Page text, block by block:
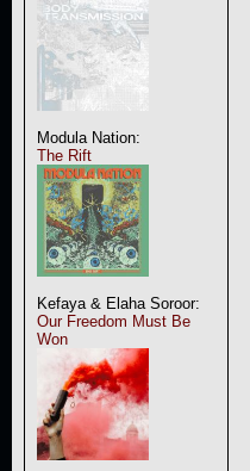
Modula Nation:
The Rift
Kefaya & Elaha Soroor:
Our Freedom Must Be
Won